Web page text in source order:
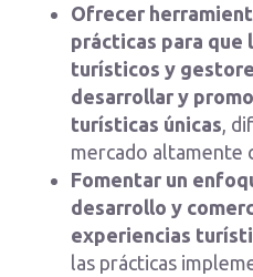
Ofrecer
prácticas para que
turísticos y
desarrollar y
turísticas únicas ,
mercado altamente
Fomentar un
desarrollo y
experiencias
las prácticas